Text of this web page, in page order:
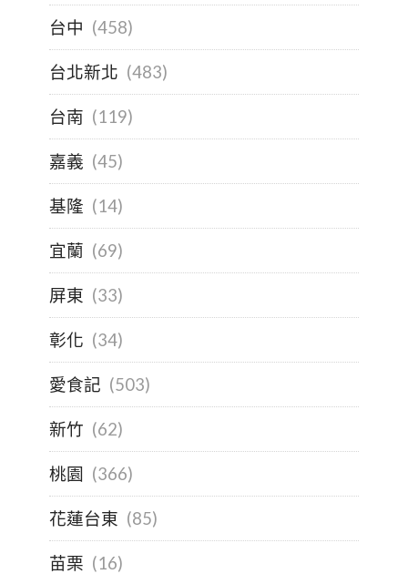
台中 (458)
台北新北 (483)
台南 (119)
嘉義 (45)
基隆 (14)
宜蘭 (69)
屏東 (33)
彰化 (34)
愛食記 (503)
新竹 (62)
桃園 (366)
花蓮台東 (85)
苗栗 (16)